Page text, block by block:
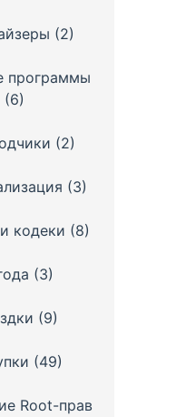
(2)
программы
(6)
(2)
(3)
кодеки (8)
(3)
(9)
(49)
Root-прав